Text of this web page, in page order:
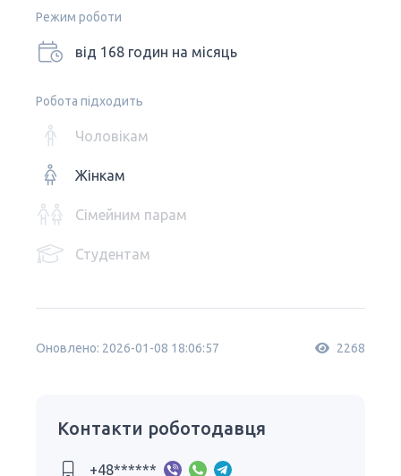
Режим роботи
від 168 годин на місяць
Робота підходить
Чоловікам
Жінкам
Сімейним парам
Студентам
Оновлено: 2026-01-08 18:06:57 2268
Контакти роботодавця
+48******